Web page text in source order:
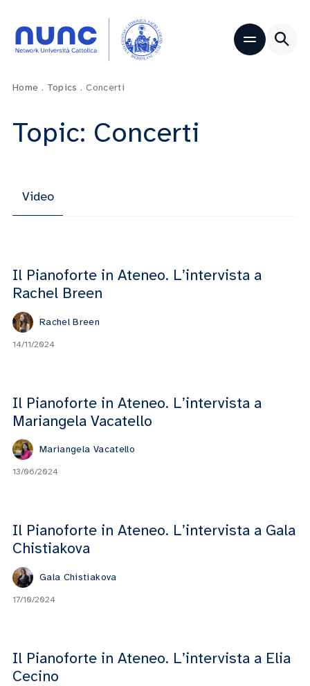
Home . Topics . Concerti
Topic: Concerti
Video
Il Pianoforte in Ateneo. L’intervista a
Rachel Breen
Rachel Breen
14/11/2024
Il Pianoforte in Ateneo. L’intervista a
Mariangela Vacatello
Mariangela Vacatello
13/06/2024
Il Pianoforte in Ateneo. L’intervista a Gala
Chistiakova
Gala Chistiakova
17/10/2024
Il Pianoforte in Ateneo. L’intervista a Elia
Cecino